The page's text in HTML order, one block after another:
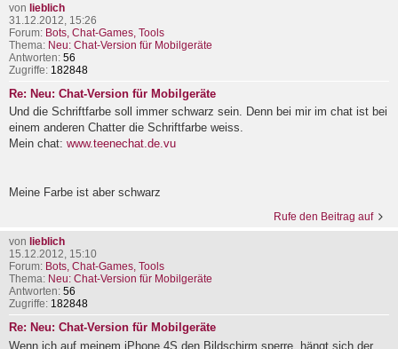
von lieblich
31.12.2012, 15:26
Forum: Bots, Chat-Games, Tools
Thema: Neu: Chat-Version für Mobilgeräte
Antworten: 56
Zugriffe: 182848
Re: Neu: Chat-Version für Mobilgeräte
Und die Schriftfarbe soll immer schwarz sein. Denn bei mir im chat ist bei
einem anderen Chatter die Schriftfarbe weiss.
Mein chat: www.teenechat.de.vu
Meine Farbe ist aber schwarz
Rufe den Beitrag auf
von lieblich
15.12.2012, 15:10
Forum: Bots, Chat-Games, Tools
Thema: Neu: Chat-Version für Mobilgeräte
Antworten: 56
Zugriffe: 182848
Re: Neu: Chat-Version für Mobilgeräte
Wenn ich auf meinem iPhone 4S den Bildschirm sperre, hängt sich der